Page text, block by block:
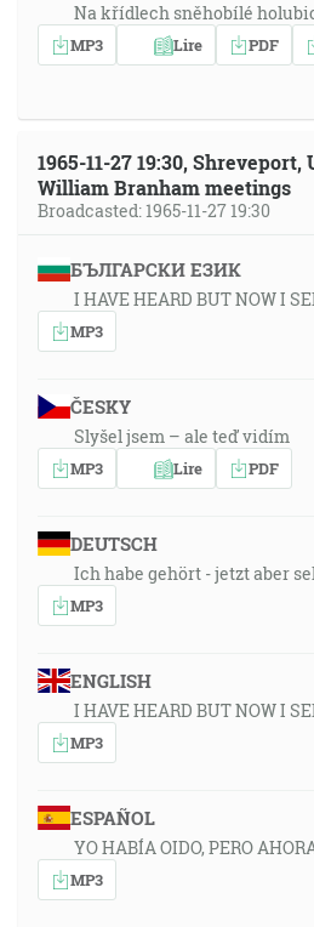
Na křídlech sněhobílé
MP3 Lire PDF
1965-11-27 19:30, Shreveport,
William Branham meetings
Broadcasted: 1965-11-27 19:30
БЪЛГАРСКИ ЕЗИК
I HAVE HEARD BUT NOW I
MP3
ČESKY
Slyšel jsem – ale teď vidím
MP3 Lire PDF
DEUTSCH
Ich habe gehört - jetzt aber
MP3
ENGLISH
I HAVE HEARD BUT NOW I
MP3
ESPAÑOL
YO HABÍA OIDO, PERO
MP3